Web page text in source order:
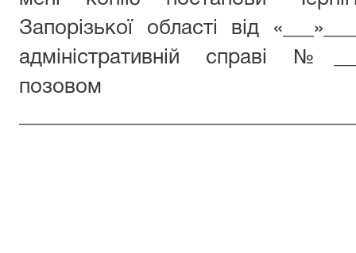
Запорізької області від
адміністративній справі
позовом